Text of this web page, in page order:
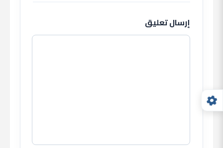
إرسال تعليق